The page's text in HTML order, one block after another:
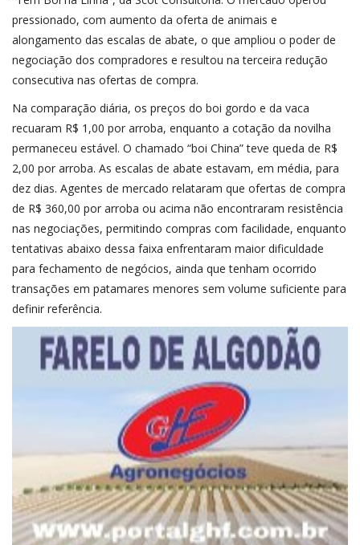
pressionado, com aumento da oferta de animais e
alongamento das escalas de abate, o que ampliou o poder de
negociação dos compradores e resultou na terceira redução
consecutiva nas ofertas de compra.
Na comparação diária, os preços do boi gordo e da vaca
recuaram R$ 1,00 por arroba, enquanto a cotação da novilha
permaneceu estável. O chamado “boi China” teve queda de R$
2,00 por arroba. As escalas de abate estavam, em média, para
dez dias. Agentes de mercado relataram que ofertas de compra
de R$ 360,00 por arroba ou acima não encontraram resistência
nas negociações, permitindo compras com facilidade, enquanto
tentativas abaixo dessa faixa enfrentaram maior dificuldade
para fechamento de negócios, ainda que tenham ocorrido
transações em patamares menores sem volume suficiente para
definir referência.